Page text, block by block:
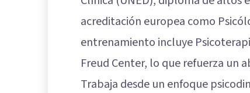
acreditación europea como
entrenamiento incluye
Freud Center, lo que refuerza un
Trabaja desde un enfoque